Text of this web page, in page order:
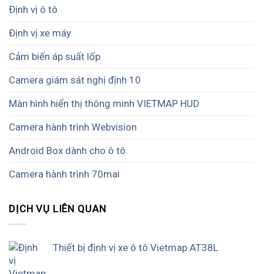
Định vị ô tô
Định vị xe máy
Cảm biến áp suất lốp
Camera giám sát nghị định 10
Màn hình hiển thị thông minh VIETMAP HUD
Camera hành trình Webvision
Android Box dành cho ô tô
Camera hành trình 70mai
DỊCH VỤ LIÊN QUAN
Thiết bị định vị xe ô tô Vietmap AT38L